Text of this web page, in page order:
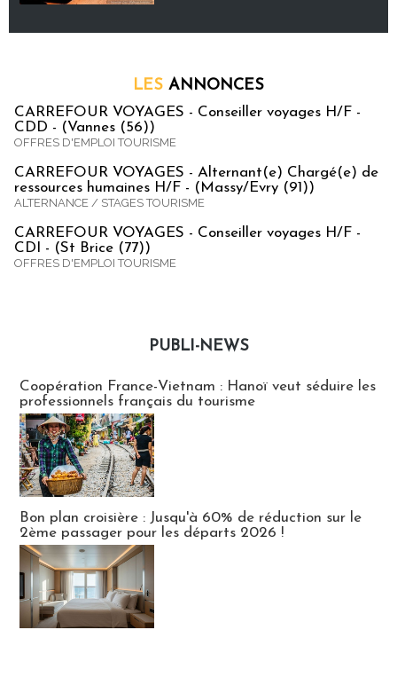
LES ANNONCES
CARREFOUR VOYAGES - Conseiller voyages H/F -
CDD - (Vannes (56))
OFFRES D'EMPLOI TOURISME
CARREFOUR VOYAGES - Alternant(e) Chargé(e) de
ressources humaines H/F - (Massy/Evry (91))
ALTERNANCE / STAGES TOURISME
CARREFOUR VOYAGES - Conseiller voyages H/F -
CDI - (St Brice (77))
OFFRES D'EMPLOI TOURISME
PUBLI-NEWS
Coopération France-Vietnam : Hanoï veut séduire les
professionnels français du tourisme
Bon plan croisière : Jusqu'à 60% de réduction sur le
2ème passager pour les départs 2026 !